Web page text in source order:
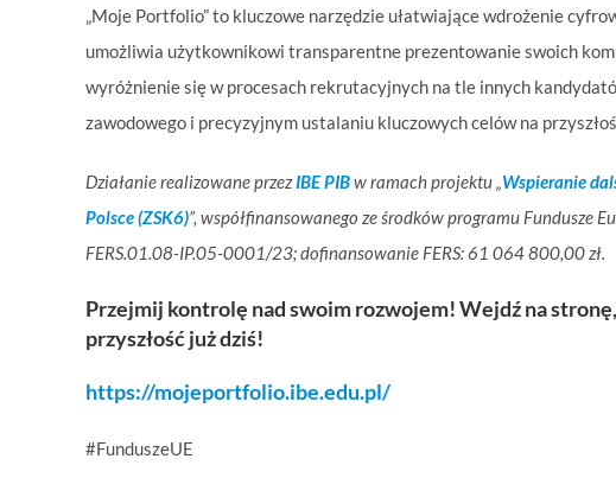
„Moje Portfolio” to kluczowe narzędzie ułatwiające wdrożenie
umożliwia użytkownikowi transparentne prezentowanie swoich
wyróżnienie się w procesach rekrutacyjnych na tle innych
zawodowego i precyzyjnym ustalaniu kluczowych celów na
Działanie realizowane przezIBE PIBw ramach projektu „Wspieranie
Polsce (ZSK6)”, współfinansowanego ze środków programu Fundusze
FERS.01.08-IP.05-0001/23; dofinansowanie FERS: 61 064 800,00 zł.
Przejmij kontrolę nad swoim rozwojem! Wejdź na
przyszłość już dziś!
https://mojeportfolio.ibe.edu.pl/
#FunduszeUE